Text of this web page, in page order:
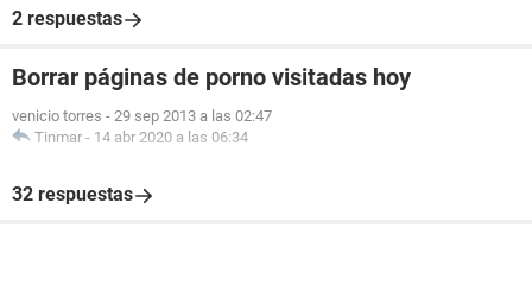
2 respuestas
Borrar páginas de porno visitadas hoy
venicio torres - 29 sep 2013 a las 02:47
Tinmar - 14 abr 2020 a las 06:34
32 respuestas